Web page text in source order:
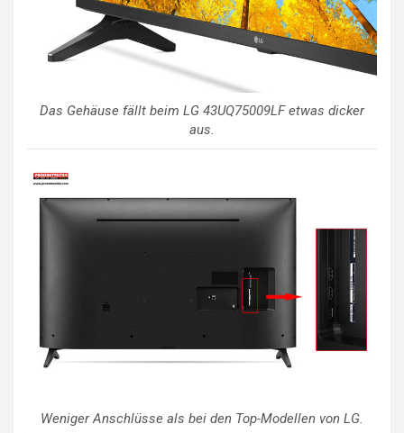
Das Gehäuse fällt beim LG 43UQ75009LF etwas dicker
aus.
Weniger Anschlüsse als bei den Top-Modellen von LG.